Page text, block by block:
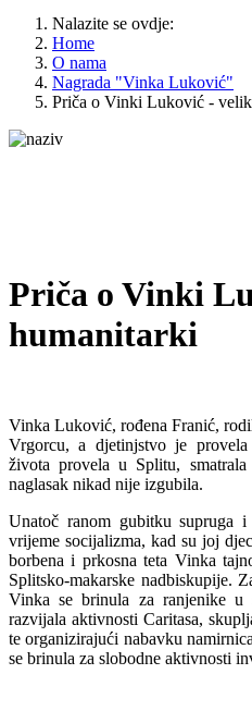
Nalazite se ovdje:
Home
O nama
Nagrada "Vinka Luković"
Priča o Vinki Luković -
Priča o Vinki
humanitarki
Vinka Luković, rođena Franić,
Vrgorcu, a djetinjstvo je
života provela u Splitu,
naglasak nikad nije izgubila.
Unatoč ranom gubitku supruga
vrijeme socijalizma, kad su joj
borbena i prkosna teta Vinka
Splitsko-makarske nadbiskupije.
Vinka se brinula za ranjenike u
razvijala aktivnosti Caritasa,
te organizirajući nabavku
se brinula za slobodne aktivnosti